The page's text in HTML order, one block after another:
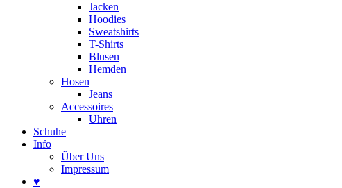
Jacken
Hoodies
Sweatshirts
T-Shirts
Blusen
Hemden
Hosen
Jeans
Accessoires
Uhren
Schuhe
Info
Über Uns
Impressum
♥